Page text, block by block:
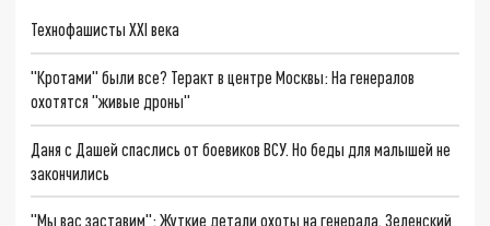
Технофашисты XXI века
"Кротами" были все? Теракт в центре Москвы: На генералов
охотятся "живые дроны"
Даня с Дашей спаслись от боевиков ВСУ. Но беды для малышей не
закончились
"Мы вас заставим": Жуткие детали охоты на генерала. Зеленский